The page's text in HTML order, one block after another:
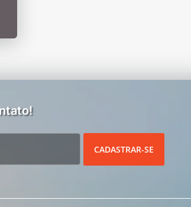
CADASTRAR-SE